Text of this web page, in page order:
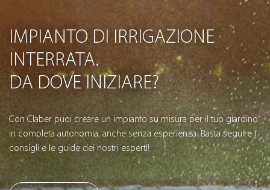
IMPIANTO DI IRRIGAZIONE
INTERRATA.
DA DOVE INIZIARE?
Con Claber puoi creare un impianto su misura per il tuo giardino
in completa autonomia, anche senza esperienza. Basta seguire i
consigli e le guide dei nostri esperti!